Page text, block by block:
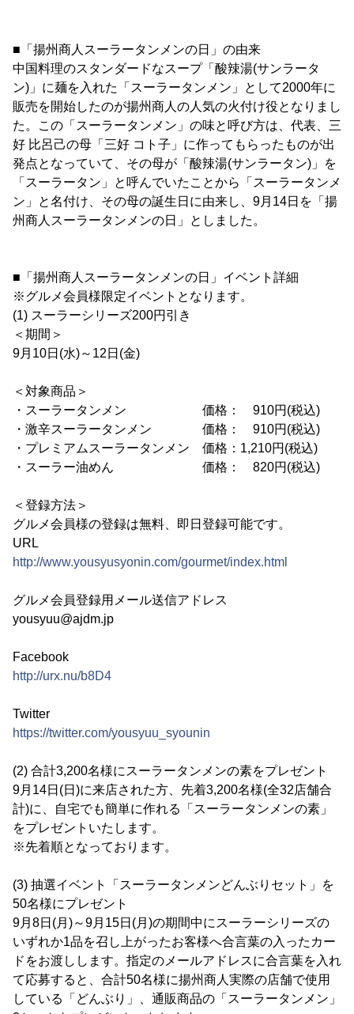
■「揚州商人スーラータンメンの日」の由来
中国料理のスタンダードなスープ「酸辣湯(サンラータ
ン)」に麺を入れた「スーラータンメン」として2000年に
販売を開始したのが揚州商人の人気の火付け役となりまし
た。この「スーラータンメン」の味と呼び方は、代表、三
好 比呂己の母「三好 コト子」に作ってもらったものが出
発点となっていて、その母が「酸辣湯(サンラータン)」を
「スーラータン」と呼んでいたことから「スーラータンメ
ン」と名付け、その母の誕生日に由来し、9月14日を「揚
州商人スーラータンメンの日」としました。
■「揚州商人スーラータンメンの日」イベント詳細
※グルメ会員様限定イベントとなります。
(1) スーラーシリーズ200円引き
＜期間＞
9月10日(水)～12日(金)
＜対象商品＞
・スーラータンメン 価格： 910円(税込)
・激辛スーラータンメン 価格： 910円(税込)
・プレミアムスーラータンメン 価格：1,210円(税込)
・スーラー油めん 価格： 820円(税込)
＜登録方法＞
グルメ会員様の登録は無料、即日登録可能です。
URL
http://www.yousyusyonin.com/gourmet/index.html
グルメ会員登録用メール送信アドレス
yousyuu@ajdm.jp
Facebook
http://urx.nu/b8D4
Twitter
https://twitter.com/yousyuu_syounin
(2) 合計3,200名様にスーラータンメンの素をプレゼント
9月14日(日)に来店された方、先着3,200名様(全32店舗合
計)に、自宅でも簡単に作れる「スーラータンメンの素」
をプレゼントいたします。
※先着順となっております。
(3) 抽選イベント「スーラータンメンどんぶりセット」を
50名様にプレゼント
9月8日(月)～9月15日(月)の期間中にスーラーシリーズの
いずれか1品を召し上がったお客様へ合言葉の入ったカー
ドをお渡しします。指定のメールアドレスに合言葉を入れ
て応募すると、合計50名様に揚州商人実際の店舗で使用
している「どんぶり」、通販商品の「スーラータンメン」